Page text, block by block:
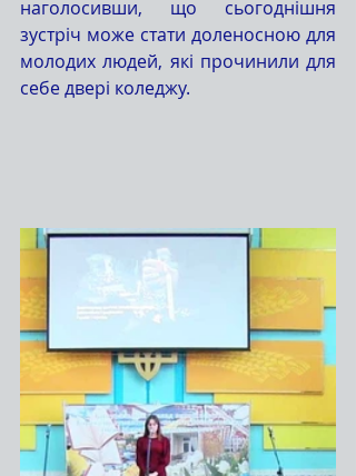
наголосивши, що сьогоднішня
зустріч може стати доленосною для
молодих людей, які прочинили для
себе двері коледжу.